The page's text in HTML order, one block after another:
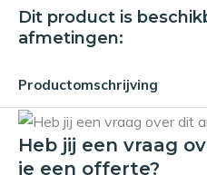
Dit product is
afmetingen:
Productomschrijving
Heb jij een vraag
je een offerte?